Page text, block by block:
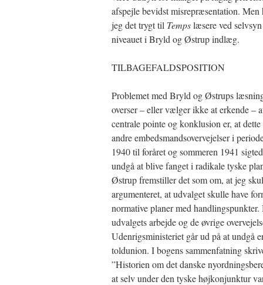
afspejle bevidst misrepræsentation. Men
jeg det trygt til Tempslæsere ved
niveauet i Bryld og Østrup indlæg.
TILBAGEFALDSPOSITION
Problemet med Bryld og Østrups
overser – eller vælger ikke at erkende –
centrale pointe og konklusion er, at
andre embedsmandsovervejelser i
1940 til foråret og sommeren 1941
undgå at blive fanget i radikale tyske
Østrup fremstiller det som om, at jeg
argumenteret, at udvalget skulle have
normative planer med handlingspunkter.
udvalgets arbejde og de øvrige
Udenrigsministeriet går ud på at undgå
toldunion. I bogens sammenfatning
”Historien om det danske
at selv under den tyske højkonjunktur